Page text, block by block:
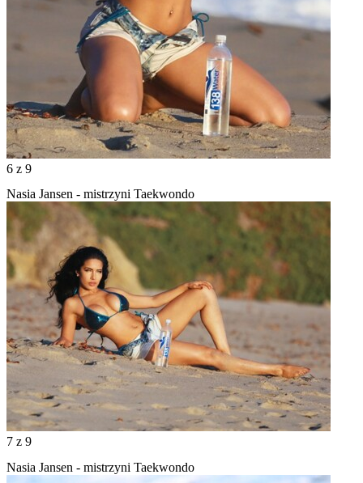
6 z 9
Nasia Jansen - mistrzyni Taekwondo
7 z 9
Nasia Jansen - mistrzyni Taekwondo